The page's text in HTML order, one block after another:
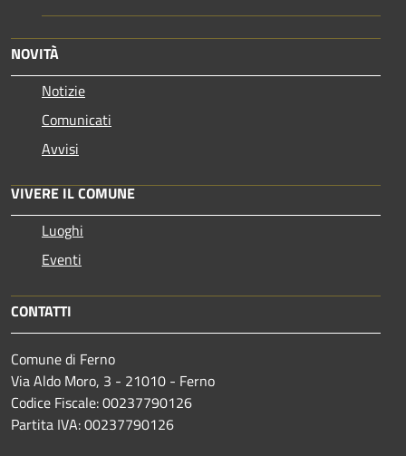
NOVITÀ
Notizie
Comunicati
Avvisi
VIVERE IL COMUNE
Luoghi
Eventi
CONTATTI
Comune di Ferno
Via Aldo Moro, 3 - 21010 - Ferno
Codice Fiscale: 00237790126
Partita IVA: 00237790126